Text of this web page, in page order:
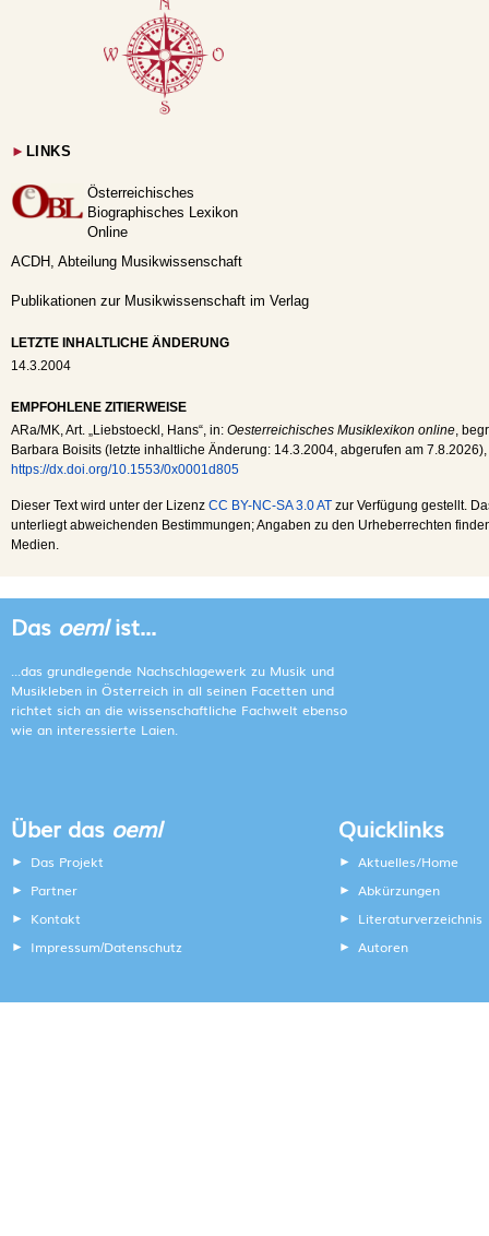
► LINKS
Österreichisches
Biographisches Lexikon
Online
ACDH, Abteilung Musikwissenschaft
Publikationen zur Musikwissenschaft im Verlag
LETZTE INHALTLICHE ÄNDERUNG
14.3.2004
EMPFOHLENE ZITIERWEISE
ARa/MK , Art. „Liebstoeckl, Hans“, in: Oesterreichisches Musiklexikon online ,
Barbara Boisits (letzte inhaltliche Änderung: 14.3.2004 , abgerufen am 7.8.2026),
https://dx.doi.org/10.1553/0x0001d805
Dieser Text wird unter der Lizenz CC BY-NC-SA 3.0 AT zur Verfügung gestellt.
unterliegt abweichenden Bestimmungen; Angaben zu den Urheberrechten
Medien.
Das oemlist...
...das grundlegende Nachschlagewerk zu Musik und
Musikleben in Österreich in all seinen Facetten und
richtet sich an die wissenschaftliche Fachwelt ebenso
wie an interessierte Laien.
Über das oeml
Das Projekt
Partner
Kontakt
Impressum/Datenschutz
Quicklinks
Aktuelles/Home
Abkürzungen
Literaturverzeichnis
Autoren